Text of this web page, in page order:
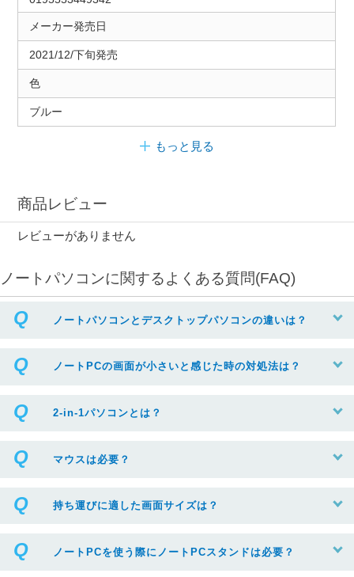
メーカー発売日
2021/12/下旬発売
色
ブルー
もっと見る
商品レビュー
レビューがありません
ノートパソコンに関するよくある質問(FAQ)
ノートパソコンとデスクトップパソコンの違いは？
ノートPCの画面が小さいと感じた時の対処法は？
2-in-1パソコンとは？
マウスは必要？
持ち運びに適した画面サイズは？
ノートPCを使う際にノートPCスタンドは必要？